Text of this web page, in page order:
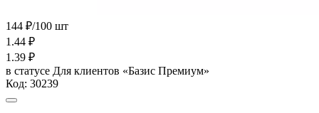
144 ₽/100 шт
1.44 ₽
1.39 ₽
в статусе Для клиентов «Базис Премиум»
Код: 30239